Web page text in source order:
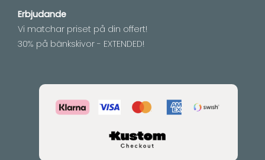
Erbjudande
Vi matchar priset på din offert!
30% på bänkskivor - EXTENDED!